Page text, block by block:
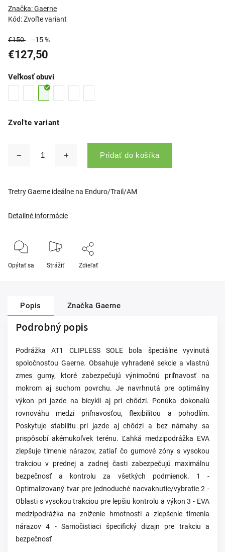
Kód:Zvoľte variant
Značka:Gaerne
€150 –15 %
€127,50
Zvoľte variant
Veľkosť obuvi
Pridať do košíka
Tretry Gaerne ideálne na Enduro/Trail/AM
Detailné informácie
Opýtať sa Strážiť Zdieľať
Popis Značka Gaerne
Podrobný popis
Podrážka AT1 CLIPLESS SOLE bola špeciálne vyvinutá
spoločnosťou Gaerne. Obsahuje vyhradené sekcie a vlastnú
zmes gumy, ktoré zabezpečujú výnimočnú priľnavosť na
mokrom aj suchom povrchu. Je navrhnutá pre optimálny
výkon pri jazde na bicykli aj pri chôdzi. Ponúka dokonalú
rovnováhu medzi priľnavosťou, flexibilitou a pohodlím.
Poskytuje stabilitu pri jazde aj chôdzi a bez námahy sa
prispôsobí akémukoľvek terénu. Ľahká medzipodrážka EVA
zlepšuje tlmenie nárazov, zatiaľ čo gumové zóny s vysokou
trakciou v prednej a zadnej časti zabezpečujú maximálnu
bezpečnosť a kontrolu za všetkých podmienok. 1 -
Optimalizovaný tvar pre jednoduché nacvaknutie/vybratie 2 -
Oblasti s vysokou trakciou pre lepšiu kontrolu a výkon 3 - EVA
medzipodrážka na zníženie hmotnosti a zlepšenie tlmenia
nárazov 4 - Samočistiaci špecifický dizajn pre trakciu a
bezpečnosť